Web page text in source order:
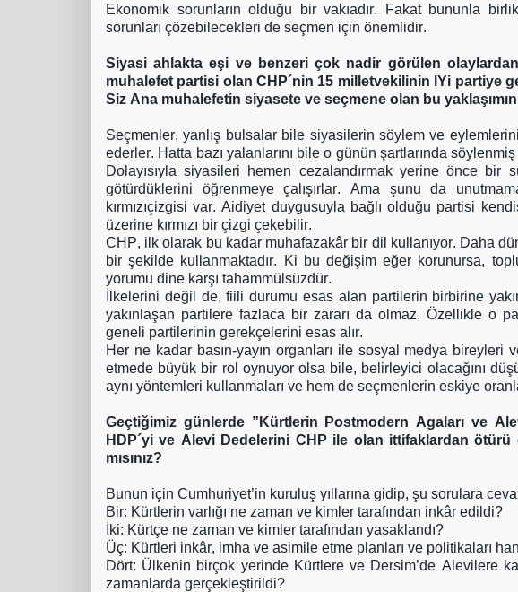
Ekonomik sorunların olduğu bir vakıadır. Fakat bununla
sorunları çözebilecekleri de seçmen için önemlidir.
Siyasi ahlakta eşi ve benzeri çok nadir görülen
muhalefet partisi olan CHP´nin 15 milletvekilinin IYi partiye
Siz Ana muhalefetin siyasete ve seçmene olan bu
Seçmenler, yanlış bulsalar bile siyasilerin söylem ve
ederler. Hatta bazı yalanlarını bile o günün şartlarında
Dolayısıyla siyasileri hemen cezalandırmak yerine önce bir
götürdüklerini öğrenmeye çalışırlar. Ama şunu da
kırmızıçizgisi var. Aidiyet duygusuyla bağlı olduğu partisi
üzerine kırmızı bir çizgi çekebilir.
CHP, ilk olarak bu kadar muhafazakâr bir dil kullanıyor. Daha
bir şekilde kullanmaktadır. Ki bu değişim eğer korunursa,
yorumu dine karşı tahammülsüzdür.
İlkelerini değil de, fiili durumu esas alan partilerin birbirine
yakınlaşan partilere fazlaca bir zararı da olmaz. Özellikle o
geneli partilerinin gerekçelerini esas alır.
Her ne kadar basın-yayın organları ile sosyal medya
etmede büyük bir rol oynuyor olsa bile, belirleyici olacağını
aynı yöntemleri kullanmaları ve hem de seçmenlerin eskiye
Geçtiğimiz günlerde ”Kürtlerin Postmodern Agaları ve
HDP´yi ve Alevi Dedelerini CHP ile olan ittifaklardan
mısınız?
Bunun için Cumhuriyet’in kuruluş yıllarına gidip, şu sorulara
Bir: Kürtlerin varlığı ne zaman ve kimler tarafından inkâr edildi?
İki: Kürtçe ne zaman ve kimler tarafından yasaklandı?
Üç: Kürtleri inkâr, imha ve asimile etme planları ve politikaları
Dört: Ülkenin birçok yerinde Kürtlere ve Dersim’de Alevilere
zamanlarda gerçekleştirildi?